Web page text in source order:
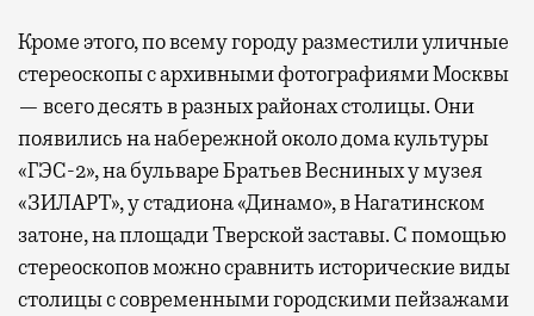
Кроме этого, по всему городу разместили уличные
стереоскопы с архивными фотографиями Москвы
— всего десять в разных районах столицы. Они
появились на набережной около дома культуры
«ГЭС-2», на бульваре Братьев Весниных у музея
«ЗИЛАРТ», у стадиона «Динамо», в Нагатинском
затоне, на площади Тверской заставы. С помощью
стереоскопов можно сравнить исторические виды
столицы с современными городскими пейзажами